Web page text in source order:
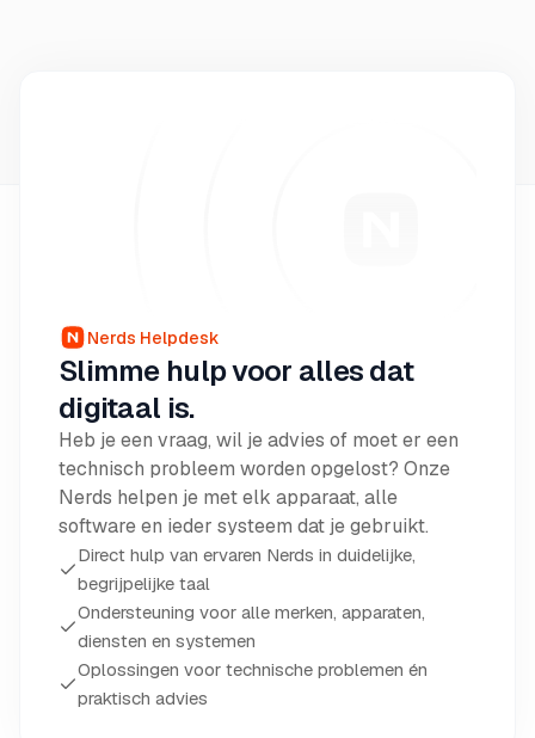
Nerds Helpdesk
Slimme hulp voor alles dat
digitaal is.
Heb je een vraag, wil je advies of moet er een
technisch probleem worden opgelost? Onze
Nerds helpen je met elk apparaat, alle
software en ieder systeem dat je gebruikt.
Direct hulp van ervaren Nerds in duidelijke,
begrijpelijke taal
Ondersteuning voor alle merken, apparaten,
diensten en systemen
Oplossingen voor technische problemen én
praktisch advies